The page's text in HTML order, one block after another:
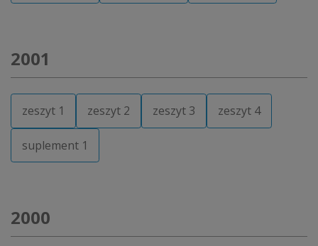
2001
zeszyt 1 zeszyt 2 zeszyt 3 zeszyt 4
suplement 1
2000